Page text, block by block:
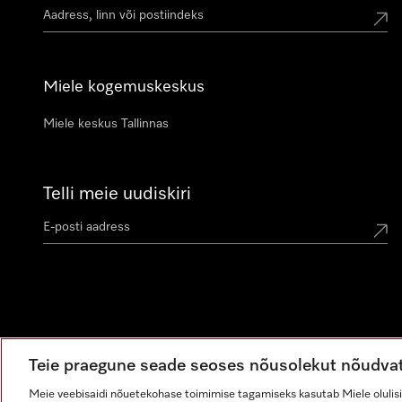
Miele kogemuskeskus
Miele keskus Tallinnas
Telli meie uudiskiri
Teie praegune seade seoses nõusolekut
Meie veebisaidi nõuetekohase toimimise tagamiseks kasutab Miele